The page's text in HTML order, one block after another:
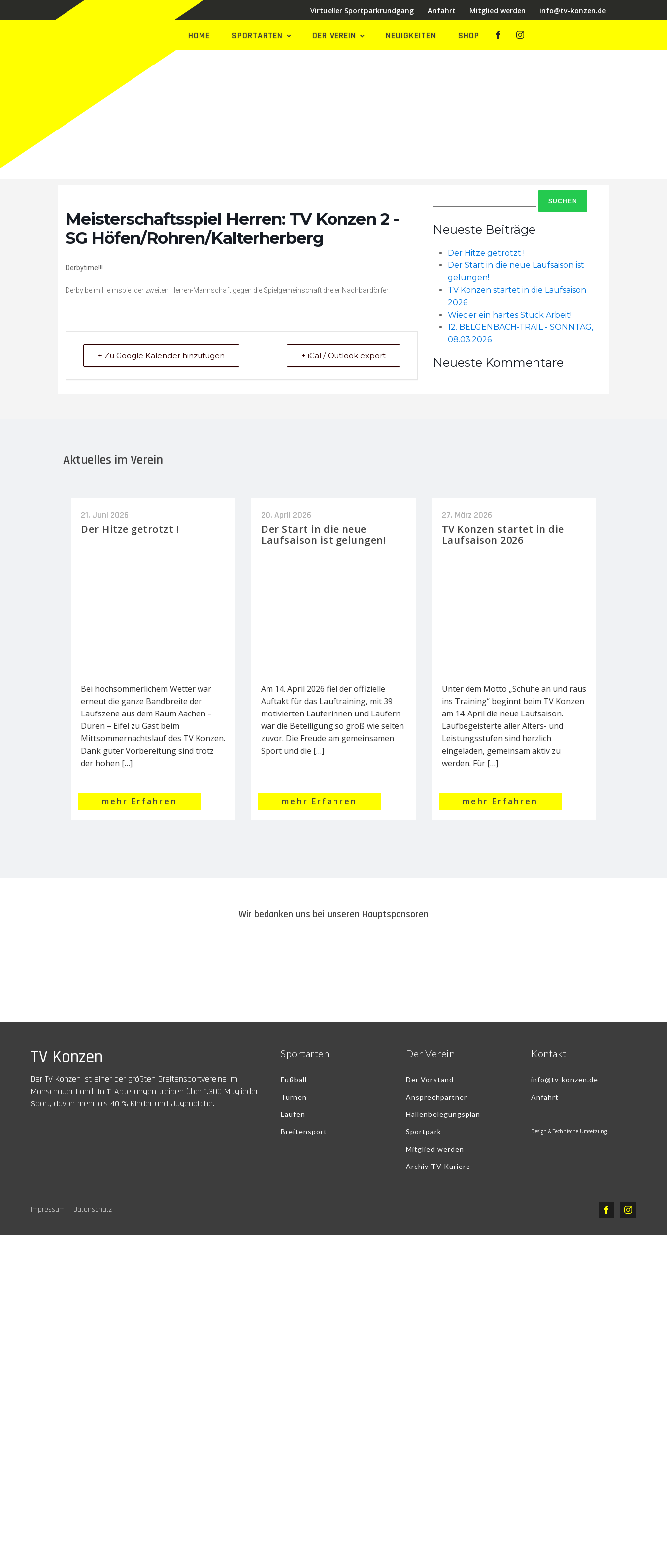
Virtueller Sportparkrundgang Anfahrt Mitglied werden info@tv-konzen.de
HOME SPORTARTEN DER VEREIN NEUIGKEITEN SHOP
Meisterschaftsspiel Herren: TV Konzen 2 -
SG Höfen/Rohren/Kalterherberg
Derbytime!!!
Derby beim Heimspiel der zweiten Herren-Mannschaft gegen die Spielgemeinschaft dreier Nachbardörfer.
+ Zu Google Kalender hinzufügen + iCal / Outlook export
Suchen
nach:
Neueste Beiträge
Der Hitze getrotzt !
Der Start in die neue Laufsaison ist
gelungen!
TV Konzen startet in die Laufsaison
2026
Wieder ein hartes Stück Arbeit!
12. BELGENBACH-TRAIL - SONNTAG,
08.03.2026
Neueste Kommentare
Aktuelles im Verein
21. Juni 2026
Der Hitze getrotzt !
Bei hochsommerlichem Wetter war
erneut die ganze Bandbreite der
Laufszene aus dem Raum Aachen –
Düren – Eifel zu Gast beim
Mittsommernachtslauf des TV Konzen.
Dank guter Vorbereitung sind trotz
der hohen […]
mehr Erfahren
20. April 2026
Der Start in die neue
Laufsaison ist gelungen!
Am 14. April 2026 fiel der offizielle
Auftakt für das Lauftraining, mit 39
motivierten Läuferinnen und Läufern
war die Beteiligung so groß wie selten
zuvor. Die Freude am gemeinsamen
Sport und die […]
mehr Erfahren
27. März 2026
TV Konzen startet in die
Laufsaison 2026
Unter dem Motto „Schuhe an und raus
ins Training“ beginnt beim TV Konzen
am 14. April die neue Laufsaison.
Laufbegeisterte aller Alters- und
Leistungsstufen sind herzlich
eingeladen, gemeinsam aktiv zu
werden. Für […]
mehr Erfahren
Wir bedanken uns bei unseren Hauptsponsoren
TV Konzen
Der TV Konzen ist einer der größten Breitensportvereine im
Monschauer Land. In 11 Abteilungen treiben über 1.300 Mitglieder
Sport, davon mehr als 40 % Kinder und Jugendliche.
Sportarten
Fußball
Turnen
Laufen
Breitensport
Der Verein
Der Vorstand
Ansprechpartner
Hallenbelegungsplan
Sportpark
Mitglied werden
Archiv TV Kuriere
Kontakt
info@tv-konzen.de
Anfahrt
Design & Technische Umsetzung
Impressum Datenschutz